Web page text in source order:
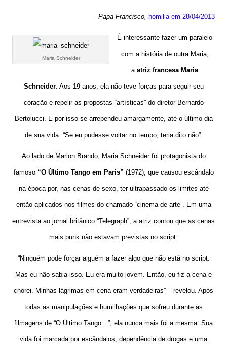
- Papa Francisco, homilia em 28/04/2013
Maria Schneider
É interessante fazer um paralelo
com a história de outra Maria,
a atriz francesa Maria
Schneider. Aos 19 anos, ela não teve forças para seguir seu
coração e repelir as propostas “artísticas” do diretor Bernardo
Bertolucci. E por isso se arrependeu amargamente, até o último dia
de sua vida: “Se eu pudesse voltar no tempo, teria dito não”.
Ao lado de Marlon Brando, Maria Schneider foi protagonista do
famoso “O Último Tango em Paris” (1972), que causou escândalo
na época por, nas cenas de sexo, ter ultrapassado os limites até
então aplicados nos filmes do chamado “cinema de arte”. Em uma
entrevista ao jornal britânico “Telegraph”, a atriz contou que as cenas
mais punk não estavam previstas no script.
“Ninguém pode forçar alguém a fazer algo que não está no script.
Mas eu não sabia isso. Eu era muito jovem. Então, eu fiz a cena e
chorei. Minhas lágrimas em cena eram verdadeiras” – revelou. Após
todas as manipulações e humilhações que sofreu durante as
filmagens de “O Último Tango…”, ela nunca mais foi a mesma. Sua
vida foi marcada por escândalos, dependência de drogas e uma